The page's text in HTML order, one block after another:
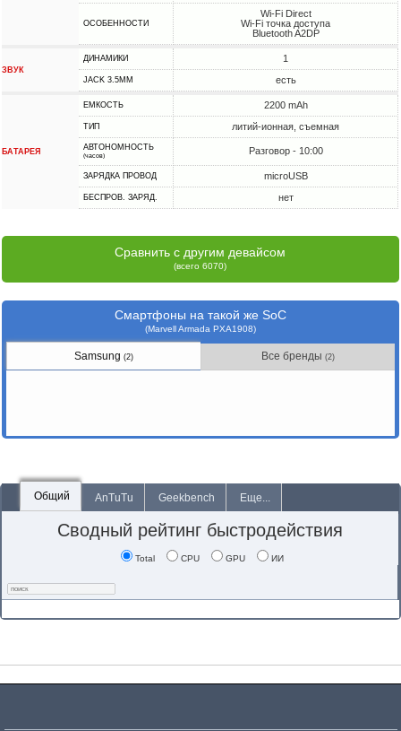
ОСОБЕННОСТИ
Wi-Fi Direct
Wi-Fi точка доступа
Bluetooth A2DP
ЗВУК
ДИНАМИКИ 1
JACK 3.5MM есть
БАТАРЕЯ
ЕМКОСТЬ 2200 mAh
ТИП литий-ионная, съемная
АВТОНОМНОСТЬ
(часов) Разговор - 10:00
ЗАРЯДКА ПРОВОД microUSB
БЕСПРОВ. ЗАРЯД. нет
Сравнить с другим девайсом
(всего 6070)
Смартфоны на такой же SoC
(Marvell Armada PXA1908)
Samsung (2) Все бренды (2)
Общий AnTuTu Geekbench Еще...
Сводный рейтинг быстродействия
Total CPU GPU ИИ